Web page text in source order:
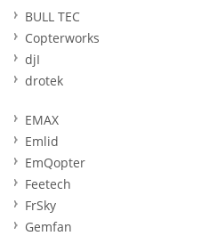
BULL TEC
Copterworks
djI
drotek
EMAX
Emlid
EmQopter
Feetech
FrSky
Gemfan